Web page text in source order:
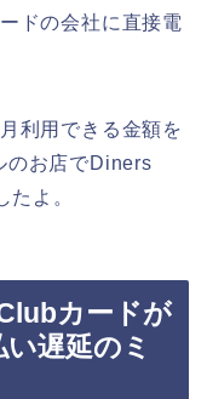
ドの会社に直接電
利用できる金額を
のお店でDiners
よ。
カードが
遅延のミ